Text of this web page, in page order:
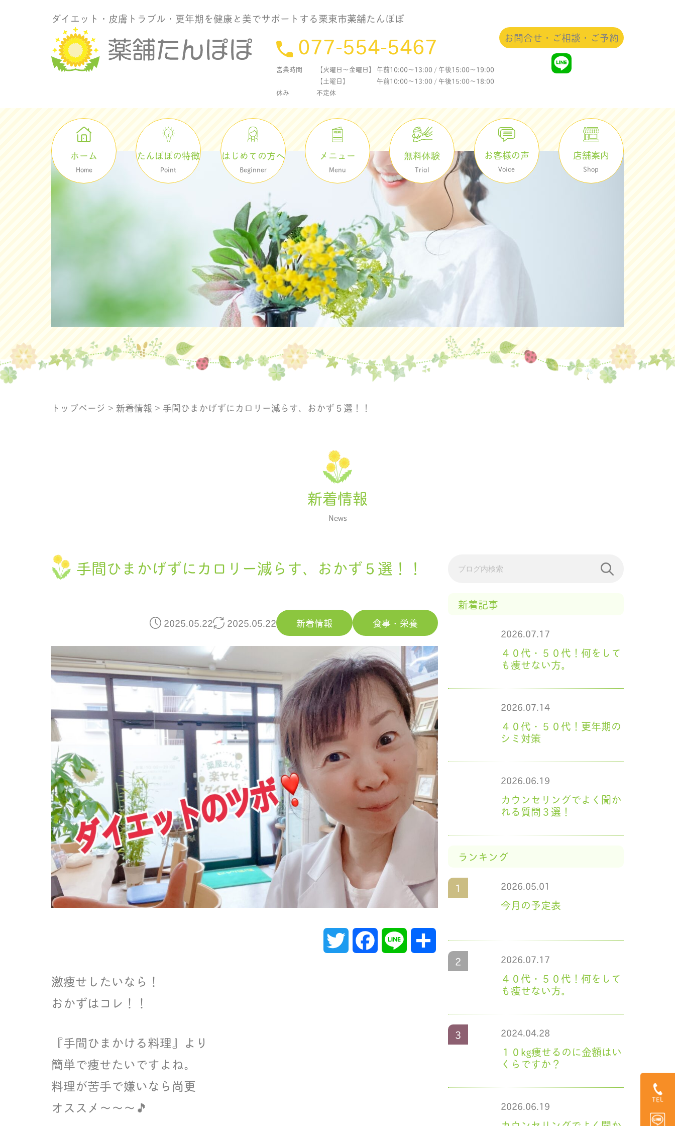
ダイエット・皮膚トラブル・更年期を健康と美でサポートする栗東市薬舗たんぽぽ
077-554-5467
営業時間
【火曜日〜金曜日】 午前10:00〜13:00 / 午後15:00〜19:00
【土曜日】 午前10:00〜13:00 / 午後15:00〜18:00
休み
不定休
お問合せ・ご相談・ご予約
ホーム
Home
たんぽぽの特徴
Point
はじめての方へ
Beginner
メニュー
Menu
無料体験
Trial
お客様の声
Voice
店舗案内
Shop
TEL
トップページ > 新着情報 > 手間ひまかげずにカロリー減らす、おかず５選！！
新着情報
News
新着記事
2026.07.17
４０代・５０代！何をして
も痩せない方。
2026.07.14
４０代・５０代！更年期の
シミ対策
2026.06.19
カウンセリングでよく聞か
れる質問３選！
ランキング
2026.05.01
今月の予定表
2026.07.17
４０代・５０代！何をして
も痩せない方。
2024.04.28
１０kg痩せるのに金額はい
くらですか？
2026.06.19
手間ひまかげずにカロリー減らす、おかず５選！！
2025.05.22 2025.05.22 新着情報 食事・栄養
激痩せしたいなら！
おかずはコレ！！
『手間ひまかける料理』より
簡単で痩せたいですよね。
料理が苦手で嫌いなら尚更
オススメ〜〜〜🎵